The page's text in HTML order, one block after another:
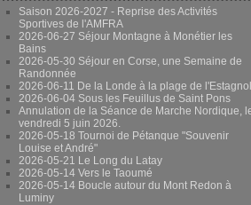
Saison 2026-2027 - Reprise des Activités
Sportives de l'AMFRA
2026-06-27 Séjour Montagne à Monétier les
Bains
2026-05-30 Séjour en Corse, une Semaine de
Randonnée
2026-06-11 De la Londe à la plage de l'Estagnol
2026-06-04 Sous les Feuillus de Saint Pons
Annulation de la Séance de Marche Nordique,
vendredi 5 juin 2026.
2026-05-18 Tournoi de Pétanque "Souvenir
Louise et André"
2026-05-21 Le Long du Latay
2026-05-14 Vers le Taoumé
2026-05-14 Boucle autour du Mont Redon à
Luminy